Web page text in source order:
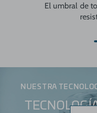
El umbral de
NUESTRA